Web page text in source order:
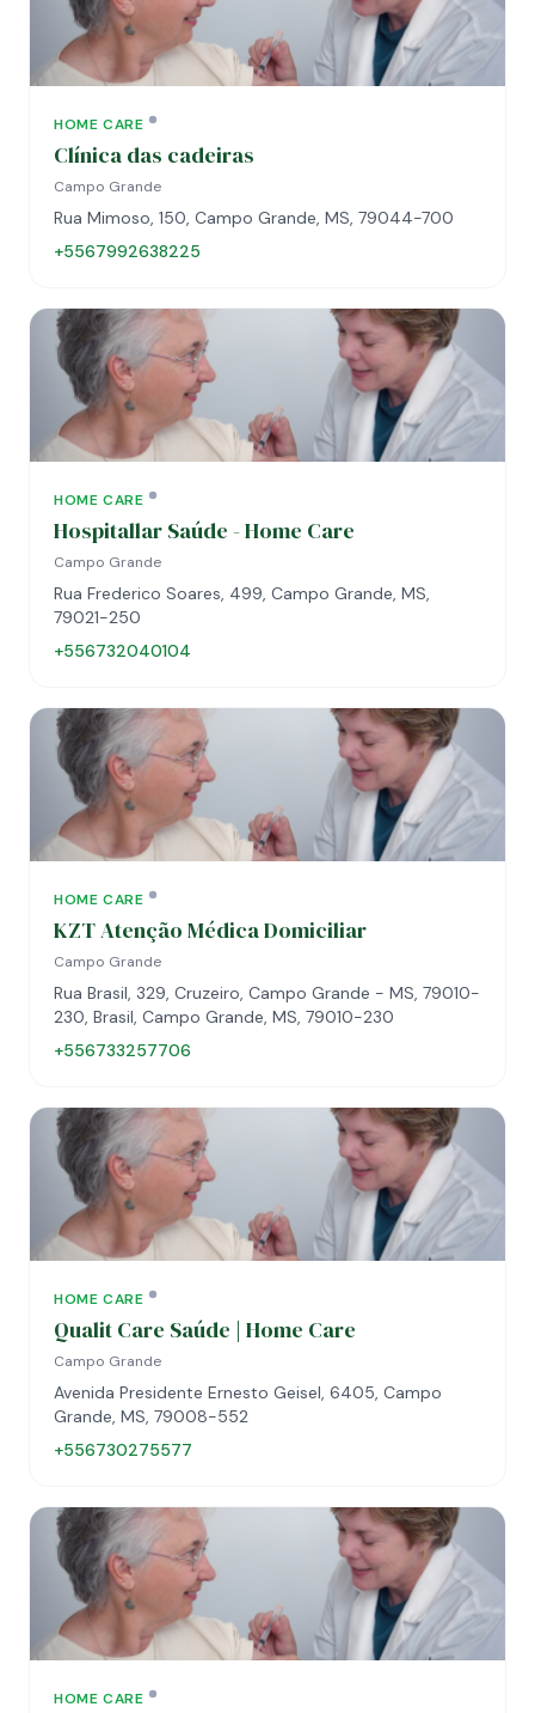
HOME CARE
Clínica das cadeiras
Campo Grande
Rua Mimoso, 150, Campo Grande, MS, 79044-700
+5567992638225
HOME CARE
Hospitallar Saúde - Home Care
Campo Grande
Rua Frederico Soares, 499, Campo Grande, MS,
79021-250
+556732040104
HOME CARE
KZT Atenção Médica Domiciliar
Campo Grande
Rua Brasil, 329, Cruzeiro, Campo Grande - MS, 79010-
230, Brasil, Campo Grande, MS, 79010-230
+556733257706
HOME CARE
Qualit Care Saúde | Home Care
Campo Grande
Avenida Presidente Ernesto Geisel, 6405, Campo
Grande, MS, 79008-552
+556730275577
HOME CARE